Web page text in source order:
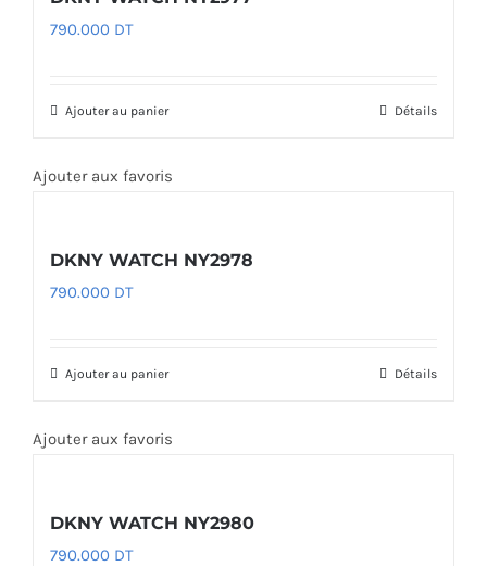
790.000 DT
Ajouter au panier Détails
Ajouter aux favoris
DKNY WATCH NY2978
790.000 DT
Ajouter au panier Détails
Ajouter aux favoris
DKNY WATCH NY2980
790.000 DT